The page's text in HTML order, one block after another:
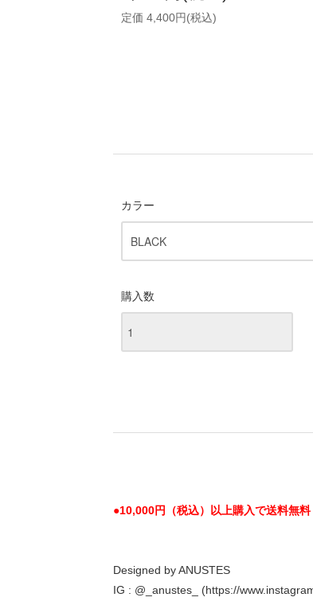
定価 4,400円(税込)
カラー
購入数
●10,000円（税込）以上購入で送料無料
Designed by ANUSTES
IG : @_anustes_ (https://